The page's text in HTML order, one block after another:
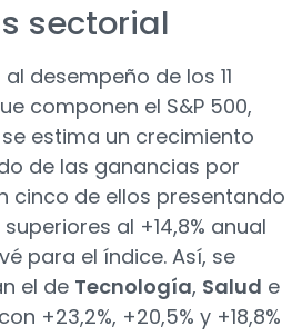
sectorial
desempeño de los 11
componen el S&P 500,
estima un crecimiento
de las ganancias por
cinco de ellos presentando
al +14,8% anual
para el índice. Así, se
el de Tecnología, Salud e
+23,2%, +20,5% y +18,8%